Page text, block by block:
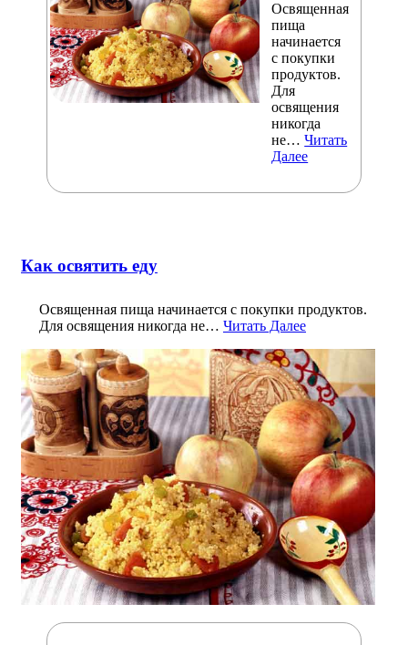
Освященная
пища
начинается
с покупки
продуктов.
Для
освящения
никогда
не…Читать
Далее
Как освятить еду
Освященная пища начинается с покупки продуктов.
Для освящения никогда не… Читать Далее